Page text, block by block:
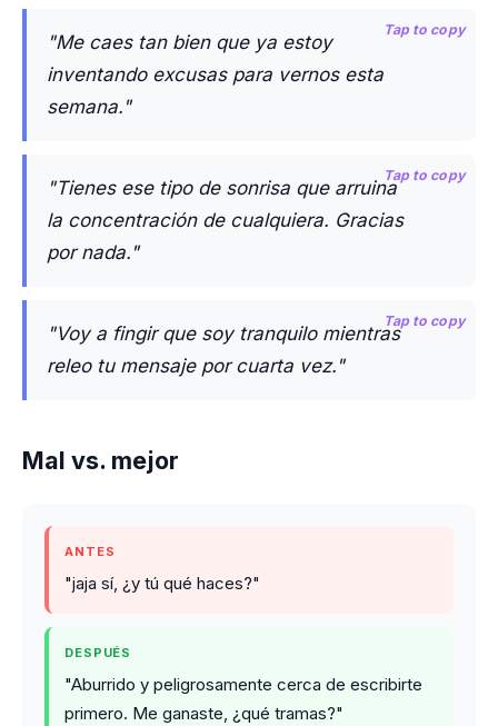
"Me caes tan bien que ya estoy
inventando excusas para vernos esta
semana."
Tap to copy
"Tienes ese tipo de sonrisa que arruina
la concentración de cualquiera. Gracias
por nada."
Tap to copy
"Voy a fingir que soy tranquilo mientras
releo tu mensaje por cuarta vez."
Tap to copy
Mal vs. mejor
ANTES
"jaja sí, ¿y tú qué haces?"
DESPUÉS
"Aburrido y peligrosamente cerca de escribirte
primero. Me ganaste, ¿qué tramas?"